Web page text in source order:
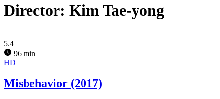
Director: Kim Tae-yong
5.4
96 min
HD
Misbehavior (2017)